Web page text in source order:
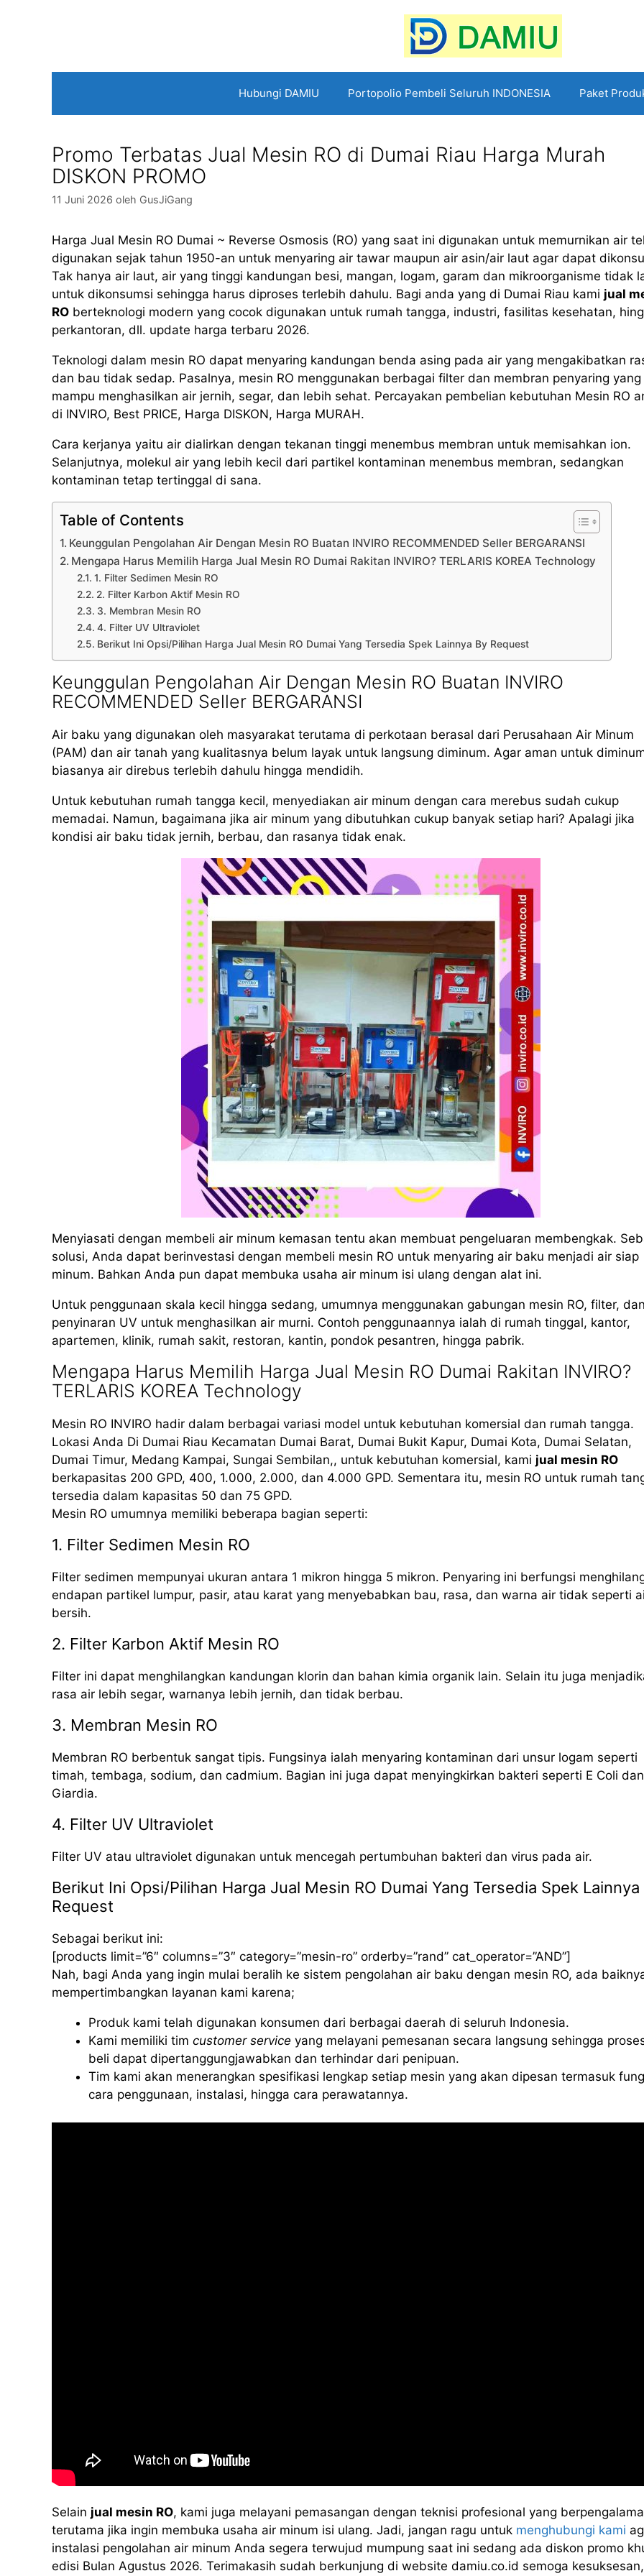
Hubungi DAMIU Portopolio Pembeli Seluruh INDONESIA Paket
Promo Terbatas Jual Mesin RO di Dumai Riau Harga Murah
DISKON PROMO
11 Juni 2026 oleh GusJiGang
Harga Jual Mesin RO Dumai ~ Reverse Osmosis (RO) yang saat ini digunakan untuk memurnikan air
digunakan sejak tahun 1950-an untuk menyaring air tawar maupun air asin/air laut agar dapat
Tak hanya air laut, air yang tinggi kandungan besi, mangan, logam, garam dan mikroorganisme tidak
untuk dikonsumsi sehingga harus diproses terlebih dahulu. Bagi anda yang di Dumai Riau kami jual
RO berteknologi modern yang cocok digunakan untuk rumah tangga, industri, fasilitas kesehatan,
perkantoran, dll. update harga terbaru 2026.
Teknologi dalam mesin RO dapat menyaring kandungan benda asing pada air yang mengakibatkan
dan bau tidak sedap. Pasalnya, mesin RO menggunakan berbagai filter dan membran penyaring yang
mampu menghasilkan air jernih, segar, dan lebih sehat. Percayakan pembelian kebutuhan Mesin RO
di INVIRO, Best PRICE, Harga DISKON, Harga MURAH.
Cara kerjanya yaitu air dialirkan dengan tekanan tinggi menembus membran untuk memisahkan ion.
Selanjutnya, molekul air yang lebih kecil dari partikel kontaminan menembus membran, sedangkan
kontaminan tetap tertinggal di sana.
Table of Contents
Keunggulan Pengolahan Air Dengan Mesin RO Buatan INVIRO RECOMMENDED Seller BERGARANSI
Mengapa Harus Memilih Harga Jual Mesin RO Dumai Rakitan INVIRO? TERLARIS KOREA Technology
1. Filter Sedimen Mesin RO
2. Filter Karbon Aktif Mesin RO
3. Membran Mesin RO
4. Filter UV Ultraviolet
Berikut Ini Opsi/Pilihan Harga Jual Mesin RO Dumai Yang Tersedia Spek Lainnya By Request
Keunggulan Pengolahan Air Dengan Mesin RO Buatan INVIRO
RECOMMENDED Seller BERGARANSI
Air baku yang digunakan oleh masyarakat terutama di perkotaan berasal dari Perusahaan Air Minum
(PAM) dan air tanah yang kualitasnya belum layak untuk langsung diminum. Agar aman untuk
biasanya air direbus terlebih dahulu hingga mendidih.
Untuk kebutuhan rumah tangga kecil, menyediakan air minum dengan cara merebus sudah cukup
memadai. Namun, bagaimana jika air minum yang dibutuhkan cukup banyak setiap hari? Apalagi jika
kondisi air baku tidak jernih, berbau, dan rasanya tidak enak.
Menyiasati dengan membeli air minum kemasan tentu akan membuat pengeluaran membengkak.
solusi, Anda dapat berinvestasi dengan membeli mesin RO untuk menyaring air baku menjadi air siap
minum. Bahkan Anda pun dapat membuka usaha air minum isi ulang dengan alat ini.
Untuk penggunaan skala kecil hingga sedang, umumnya menggunakan gabungan mesin RO, filter,
penyinaran UV untuk menghasilkan air murni. Contoh penggunaannya ialah di rumah tinggal, kantor,
apartemen, klinik, rumah sakit, restoran, kantin, pondok pesantren, hingga pabrik.
Mengapa Harus Memilih Harga Jual Mesin RO Dumai Rakitan INVIRO?
TERLARIS KOREA Technology
Mesin RO INVIRO hadir dalam berbagai variasi model untuk kebutuhan komersial dan rumah tangga.
Lokasi Anda Di Dumai Riau Kecamatan Dumai Barat, Dumai Bukit Kapur, Dumai Kota, Dumai Selatan,
Dumai Timur, Medang Kampai, Sungai Sembilan,, untuk kebutuhan komersial, kami jual mesin RO
berkapasitas 200 GPD, 400, 1.000, 2.000, dan 4.000 GPD. Sementara itu, mesin RO untuk rumah
tersedia dalam kapasitas 50 dan 75 GPD.
Mesin RO umumnya memiliki beberapa bagian seperti:
1. Filter Sedimen Mesin RO
Filter sedimen mempunyai ukuran antara 1 mikron hingga 5 mikron. Penyaring ini berfungsi
endapan partikel lumpur, pasir, atau karat yang menyebabkan bau, rasa, dan warna air tidak seperti
bersih.
2. Filter Karbon Aktif Mesin RO
Filter ini dapat menghilangkan kandungan klorin dan bahan kimia organik lain. Selain itu juga
rasa air lebih segar, warnanya lebih jernih, dan tidak berbau.
3. Membran Mesin RO
Membran RO berbentuk sangat tipis. Fungsinya ialah menyaring kontaminan dari unsur logam seperti
timah, tembaga, sodium, dan cadmium. Bagian ini juga dapat menyingkirkan bakteri seperti E Coli dan
Giardia.
4. Filter UV Ultraviolet
Filter UV atau ultraviolet digunakan untuk mencegah pertumbuhan bakteri dan virus pada air.
Berikut Ini Opsi/Pilihan Harga Jual Mesin RO Dumai Yang Tersedia Spek Lainnya
Request
Sebagai berikut ini:
[products limit=”6″ columns=”3″ category=”mesin-ro” orderby=”rand” cat_operator=”AND”]
Nah, bagi Anda yang ingin mulai beralih ke sistem pengolahan air baku dengan mesin RO, ada
mempertimbangkan layanan kami karena;
Produk kami telah digunakan konsumen dari berbagai daerah di seluruh Indonesia.
Kami memiliki tim customer service yang melayani pemesanan secara langsung sehingga
beli dapat dipertanggungjawabkan dan terhindar dari penipuan.
Tim kami akan menerangkan spesifikasi lengkap setiap mesin yang akan dipesan termasuk
cara penggunaan, instalasi, hingga cara perawatannya.
Selain jual mesin RO, kami juga melayani pemasangan dengan teknisi profesional yang
terutama jika ingin membuka usaha air minum isi ulang. Jadi, jangan ragu untuk menghubungi kami
instalasi pengolahan air minum Anda segera terwujud mumpung saat ini sedang ada diskon promo
edisi Bulan Agustus 2026. Terimakasih sudah berkunjung di website damiu.co.id semoga kesuksesan,